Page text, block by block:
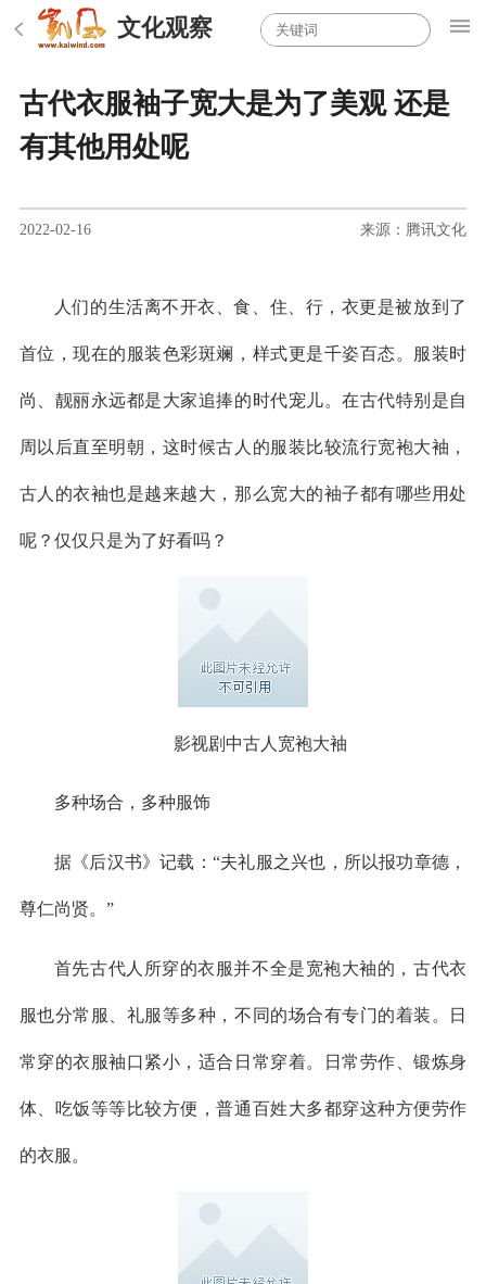
文化观察
古代衣服袖子宽大是为了美观 还是
有其他用处呢
2022-02-16 来源：腾讯文化
人们的生活离不开衣、食、住、行，衣更是被放到了
首位，现在的服装色彩斑斓，样式更是千姿百态。服装时
尚、靓丽永远都是大家追捧的时代宠儿。在古代特别是自
周以后直至明朝，这时候古人的服装比较流行宽袍大袖，
古人的衣袖也是越来越大，那么宽大的袖子都有哪些用处
呢？仅仅只是为了好看吗？
影视剧中古人宽袍大袖
多种场合，多种服饰
据《后汉书》记载：“夫礼服之兴也，所以报功章德，
尊仁尚贤。”
首先古代人所穿的衣服并不全是宽袍大袖的，古代衣
服也分常服、礼服等多种，不同的场合有专门的着装。日
常穿的衣服袖口紧小，适合日常穿着。日常劳作、锻炼身
体、吃饭等等比较方便，普通百姓大多都穿这种方便劳作
的衣服。